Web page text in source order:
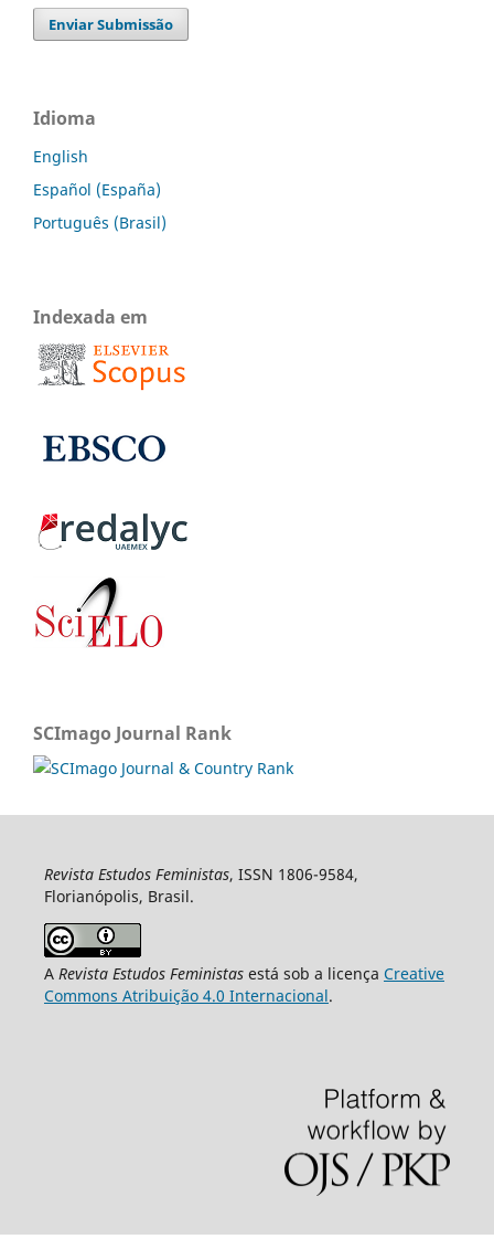
Enviar Submissão
Idioma
English
Español (España)
Português (Brasil)
Indexada em
SCImago Journal Rank
Revista Estudos Feministas, ISSN 1806-9584,
Florianópolis, Brasil.
A Revista Estudos Feministasestá sob a licença Creative
Commons Atribuição 4.0 Internacional.